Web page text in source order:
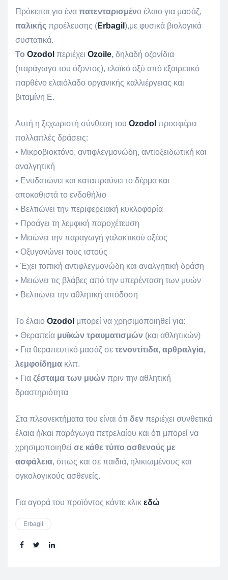
Πρόκειται για ένα πατενταρισμένο έλαιο για μασάζ,
ιταλικής προέλευσης (Εrbagil ),με φυσικά βιολογικά
συστατικά.
Το Οzodol περιέχει Ozoile, δηλαδή οζονίδια
(παράγωγο του όζοντος), ελαϊκό οξύ από εξαιρετικό
παρθένο ελαιόλαδο οργανικής καλλιέργειας και
βιταμίνη Ε.
Αυτή η ξεχωριστή σύνθεση του Ozodol προσφέρει
πολλαπλές δράσεις:
• Μικροβιοκτόνο, αντιφλεγμονώδη, αντιοξειδωτική και
αναλγητική
• Ενυδατώνει και καταπραΰνει το δέρμα και
αποκαθιστά το ενδοθήλιο
• Βελτιώνει την περιφερειακή κυκλοφορία
• Προάγει τη λεμφική παροχέτευση
• Μειώνει την παραγωγή γαλακτικού οξέος
• Οξυγονώνει τους ιστούς
• Έχει τοπική αντιφλεγμονώδη και αναλγητική δράση
• Μειώνει τις βλάβες από την υπερένταση των μυών
• Βελτιώνει την αθλητική απόδοση
Το έλαιο Ozodol μπορεί να χρησιμοποιηθεί για:
• Θεραπεία μυϊκών τραυματισμών (και αθλητικών)
• Για θεραπευτικό μασάζ σε τενοντίτιδα, αρθραλγία,
λεμφοίδημα κλπ.
• Για ζέσταμα των μυών πριν την αθλητική
δραστηριότητα
Στα πλεονεκτήματα του είναι ότι δεν περιέχει συνθετικά
έλαια ή/και παράγωγα πετρελαίου και ότι μπορεί να
χρησιμοποιηθεί σε κάθε τύπο ασθενούς με
ασφάλεια, όπως και σε παιδιά, ηλικιωμένους και
ογκολογικούς ασθενείς.
Για αγορά του προϊόντος κάντε κλικ εδώ
Erbagil
Share: